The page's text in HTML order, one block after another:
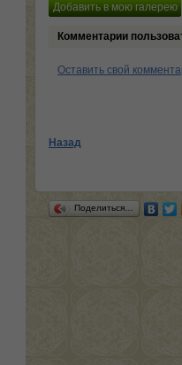
Комментарии
Оставить свой
Назад
Поделиться…